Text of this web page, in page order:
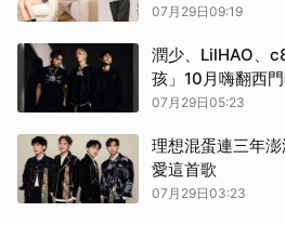
門
07月29日09:19
潤少、LilHAO、
孩」10月嗨翻西
07月29日05:23
理想混蛋連三年
愛這首歌
07月29日03:23